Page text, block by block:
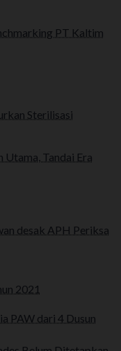
PT Kaltim
Sterilisasi
Utama, Tandai Era
desak APH Periksa
2021
PAW dari 4 Dusun